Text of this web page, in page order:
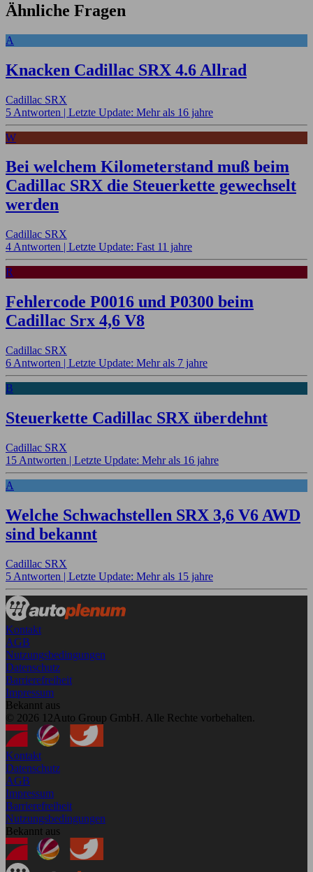
Ähnliche Fragen
A
Knacken Cadillac SRX 4.6 Allrad
Cadillac SRX
5 Antworten | Letzte Update: Mehr als 16 jahre
W
Bei welchem Kilometerstand muß beim
Cadillac SRX die Steuerkette gewechselt
werden
Cadillac SRX
4 Antworten | Letzte Update: Fast 11 jahre
R
Fehlercode P0016 und P0300 beim
Cadillac Srx 4,6 V8
Cadillac SRX
6 Antworten | Letzte Update: Mehr als 7 jahre
B
Steuerkette Cadillac SRX überdehnt
Cadillac SRX
15 Antworten | Letzte Update: Mehr als 16 jahre
A
Welche Schwachstellen SRX 3,6 V6 AWD
sind bekannt
Cadillac SRX
5 Antworten | Letzte Update: Mehr als 15 jahre
Kontakt
AGB
Nutzungsbedingungen
Datenschutz
Barrierefreiheit
Impressum
Bekannt aus
© 2026 12Auto Group GmbH. Alle Rechte vorbehalten.
Kontakt
Datenschutz
AGB
Impressum
Barrierefreiheit
Nutzungsbedingungen
Bekannt aus